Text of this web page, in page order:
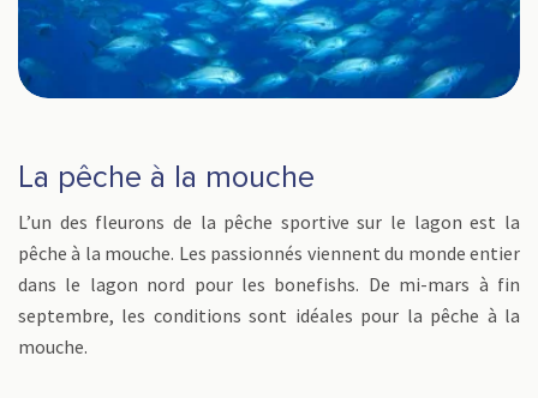
La pêche à la mouche
L’un des fleurons de la pêche sportive sur le lagon est la
pêche à la mouche. Les passionnés viennent du monde entier
dans le lagon nord pour les bonefishs. De mi-mars à fin
septembre, les conditions sont idéales pour la pêche à la
mouche.